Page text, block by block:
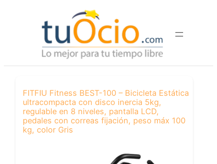
FITFIU Fitness BEST-100 – Bicicleta Estática
ultracompacta con disco inercia 5kg,
regulable en 8 niveles, pantalla LCD,
pedales con correas fijación, peso máx 100
kg, color Gris